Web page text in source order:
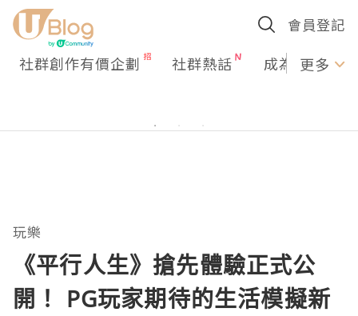
會員登記
社群創作有價企劃 社群熱話 成為U更多
玩樂
《平行人生》搶先體驗正式公
開！ PG玩家期待的生活模擬新